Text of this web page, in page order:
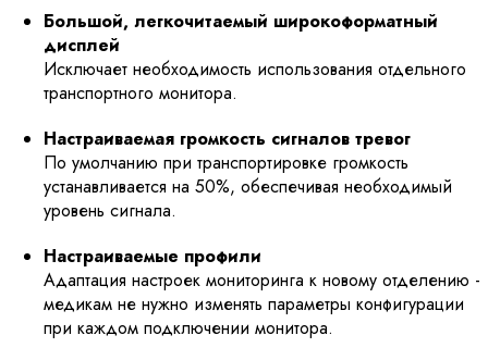
Большой, легкочитаемый широкоформатный
дисплей
Исключает необходимость использования отдельного
транспортного монитора.
Настраиваемая громкость сигналов тревог
По умолчанию при транспортировке громкость
устанавливается на 50%, обеспечивая необходимый
уровень сигнала.
Настраиваемые профили
Адаптация настроек мониторинга к новому отделению -
медикам не нужно изменять параметры конфигурации
при каждом подключении монитора.